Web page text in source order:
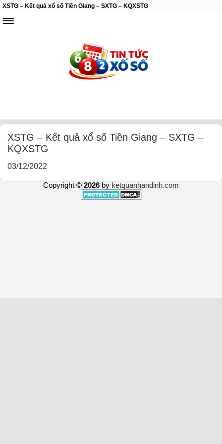
XSTG – Kết quả xổ số Tiền Giang – SXTG – KQXSTG
XSTG – Kết quả xổ số Tiền Giang – SXTG –
KQXSTG
03/12/2022
Copyright © 2026 by ketquanhandinh.com